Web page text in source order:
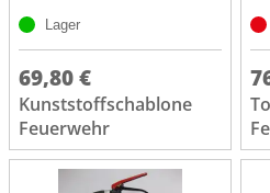
Lager
69,80 €
Kunststoffschablone
Feuerwehr